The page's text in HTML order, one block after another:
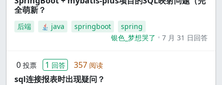
全萌新？
后端 java springboot
spring
银色_梦想哭了
7 月 31 日回答
0 投票 1 回答 357 阅读
sql连接报表时出现疑问？